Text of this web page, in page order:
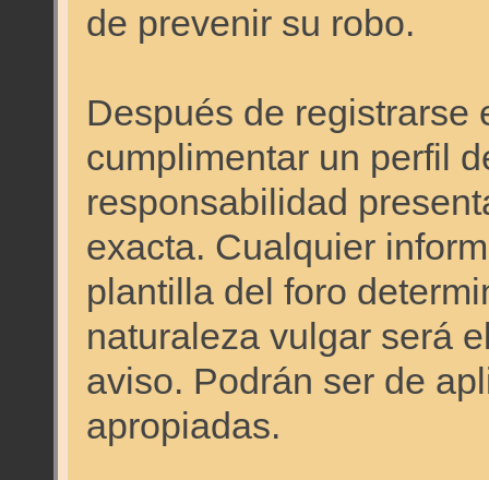
de prevenir su robo.
Después de registrarse
cumplimentar un perfil
responsabilidad
exacta. Cualquier
plantilla del foro
naturaleza vulgar será
aviso. Podrán ser de
apropiadas.